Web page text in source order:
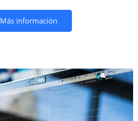
Más información